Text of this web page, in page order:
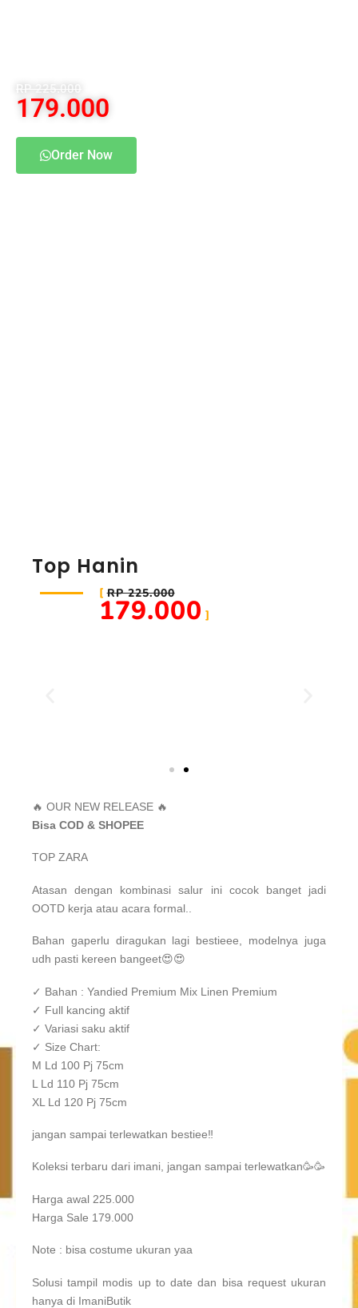
Top Hanin
RP 225.000
179.000
🔥 OUR NEW RELEASE 🔥
Bisa COD & SHOPEE
TOP ZARA
Atasan dengan kombinasi salur ini cocok banget jadi
OOTD kerja atau acara formal..
Bahan gaperlu diragukan lagi bestieee, modelnya juga
udh pasti kereen bangeet😍😍
✓ Bahan : Yandied Premium Mix Linen Premium
✓ Full kancing aktif
✓ Variasi saku aktif
✓ Size Chart:
M Ld 100 Pj 75cm
L Ld 110 Pj 75cm
XL Ld 120 Pj 75cm
jangan sampai terlewatkan bestiee‼️
Koleksi terbaru dari imani, jangan sampai terlewatkan🥳🥳
Harga awal 225.000
Harga Sale 179.000
Note : bisa costume ukuran yaa
Solusi tampil modis up to date dan bisa request ukuran
hanya di ImaniButik
RP 225.000
179.000
Order Now